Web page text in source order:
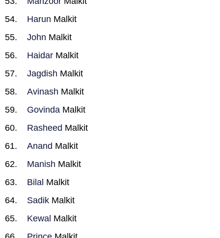
Harun Malkit
John Malkit
Haidar Malkit
Jagdish Malkit
Avinash Malkit
Govinda Malkit
Rasheed Malkit
Anand Malkit
Manish Malkit
Bilal Malkit
Sadik Malkit
Kewal Malkit